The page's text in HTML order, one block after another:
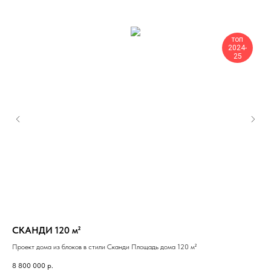
топ
2024-
25
СКАНДИ 120 м²
Проект дома из блоков в стили Сканди Площадь дома 120 м²
8 800 000 р.